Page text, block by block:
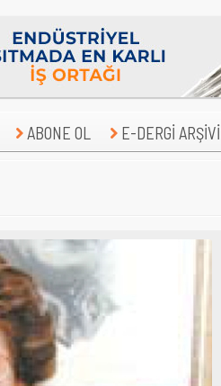
ABONE OL E-DERGİ ARŞİVİ